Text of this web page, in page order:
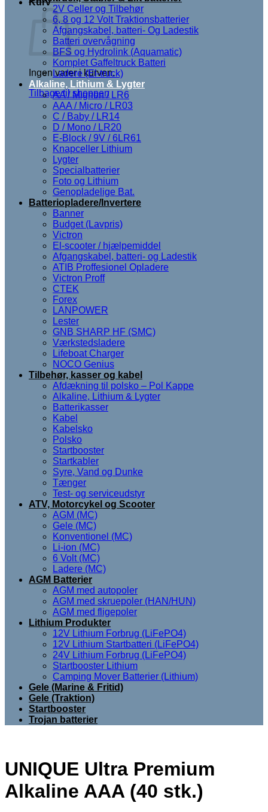
Kurv
Ingen varer i kurven.
Tilbage til shoppen
2V Celler og Tilbehør
6, 8 og 12 Volt Traktionsbatterier
Afgangskabel, batteri- Og Ladestik
Batteri overvågning
BFS og Hydrolink (Aquamatic)
Komplet Gaffeltruck Batteri
Ladere (El-truck)
Alkaline, Lithium & Lygter
AA / Mignon / LR6
AAA / Micro / LR03
C / Baby / LR14
D / Mono / LR20
E-Block / 9V / 6LR61
Knapceller Lithium
Lygter
Specialbatterier
Foto og Lithium
Genopladelige Bat.
Batteriopladere/Invertere
Banner
Budget (Lavpris)
Victron
El-scooter / hjælpemiddel
Afgangskabel, batteri- og Ladestik
ATIB Proffesionel Opladere
Victron Proff
CTEK
Forex
LANPOWER
Lester
GNB SHARP HF (SMC)
Værkstedsladere
Lifeboat Charger
NOCO Genius
Tilbehør, kasser og kabel
Afdækning til polsko – Pol Kappe
Alkaline, Lithium & Lygter
Batterikasser
Kabel
Kabelsko
Polsko
Startbooster
Startkabler
Syre, Vand og Dunke
Tænger
Test- og serviceudstyr
ATV, Motorcykel og Scooter
AGM (MC)
Gele (MC)
Konventionel (MC)
Li-ion (MC)
6 Volt (MC)
Ladere (MC)
AGM Batterier
AGM med autopoler
AGM med skruepoler (HAN/HUN)
AGM med fligepoler
Lithium Produkter
12V Lithium Forbrug (LiFePO4)
12V Lithium Startbatteri (LiFePO4)
24V Lithium Forbrug (LiFePO4)
Startbooster Lithium
Camping Mover Batterier (Lithium)
Gele (Marine & Fritid)
Gele (Traktion)
Startbooster
Trojan batterier
UNIQUE Ultra Premium
Alkaline AAA (40 stk.)